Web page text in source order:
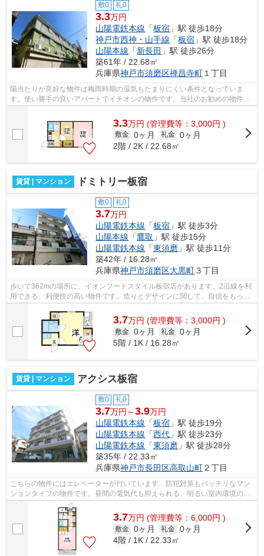
敷0 礼0
3.3万円
山陽電鉄本線 「板宿 」駅 徒歩18分
神戸市西神・山手線 「板宿 」駅 徒歩18分
山陽本線 「新長田 」駅 徒歩26分
築61年 / 22.68㎡
兵庫県神戸市須磨区禅昌寺町 １丁目
陽当たりが良好な物件は梅雨時期の湿気もたまりにくい条件となっていま
す。使い勝手の良いアパートでイチオシの物件です。当社のお勧めの物件が
3.3万円 (管理費等：3,000円 )
敷金 0ヶ月 礼金 0ヶ月
2階 / 2K / 22.68㎡
賃貸 | マンション ドミトリー板宿
敷0 礼0
3.7万円
山陽電鉄本線 「板宿 」駅 徒歩3分
山陽本線 「鷹取 」駅 徒歩15分
山陽電鉄本線 「東須磨 」駅 徒歩11分
築42年 / 16.28㎡
兵庫県神戸市須磨区大黒町３丁目
歩いて362mの場所に、イオンフードスタイル板宿店があります。2沿線を利
用できる、利便性の高い物件です。造りとデザインに関して、自信をもって
3.7万円 (管理費等：3,000円 )
敷金 0ヶ月 礼金 0ヶ月
5階 / 1K / 16.28㎡
賃貸 | マンション アクシス板宿
敷0 礼0
3.7万円～3.9万円
山陽電鉄本線 「板宿 」駅 徒歩19分
山陽電鉄本線 「西代 」駅 徒歩23分
山陽電鉄本線 「東須磨 」駅 徒歩28分
築35年 / 22.33㎡
兵庫県神戸市長田区高取山町２丁目
こちらの物件にはエレベーターが付いています。防犯対策もバッチリなマン
ションタイプの物件です。昼間の電気代も抑えられる、明るい室内環境のあ
る物件です。あなたの希望に合う不動...
3.7万円 (管理費等：6,000円 )
敷金 0ヶ月 礼金 0ヶ月
4階 / 1K / 22.33㎡